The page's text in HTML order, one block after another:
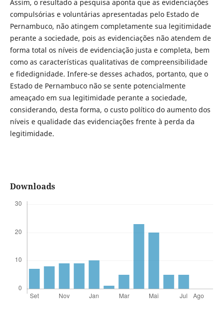
Assim, o resultado a pesquisa aponta que as evidenciações
compulsórias e voluntárias apresentadas pelo Estado de
Pernambuco, não atingem completamente sua legitimidade
perante a sociedade, pois as evidenciações não atendem de
forma total os níveis de evidenciação justa e completa, bem
como as características qualitativas de compreensibilidade
e fidedignidade. Infere-se desses achados, portanto, que o
Estado de Pernambuco não se sente potencialmente
ameaçado em sua legitimidade perante a sociedade,
considerando, desta forma, o custo político do aumento dos
níveis e qualidade das evidenciações frente à perda da
legitimidade.
Downloads